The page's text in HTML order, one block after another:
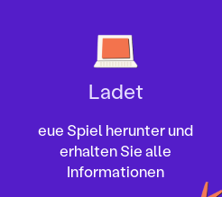
Ladet
eue Spiel herunter und
erhalten Sie alle
Informationen